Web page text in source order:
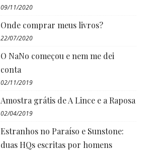
09/11/2020
Onde comprar meus livros?
22/07/2020
O NaNo começou e nem me dei
conta
02/11/2019
Amostra grátis de A Lince e a Raposa
02/04/2019
Estranhos no Paraíso e Sunstone:
duas HQs escritas por homens